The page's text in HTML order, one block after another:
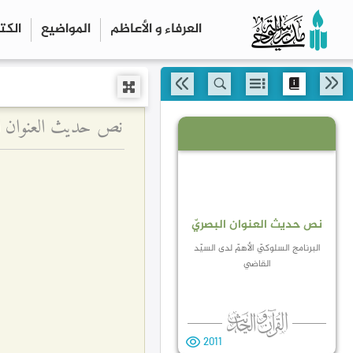
العرفاء و الأعاظم المواضیع
نص حديث العنوان البصريّ
البرنامج السلوكيّ الأهمّ لدى السيّد
القاضي
2011
نص حديث العنوان